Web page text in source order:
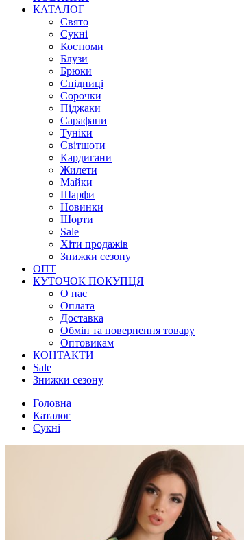
КАТАЛОГ
Свято
Сукні
Костюми
Блузи
Брюки
Спідниці
Сорочки
Піджаки
Сарафани
Туніки
Світшоти
Кардигани
Жилети
Майки
Шарфи
Новинки
Шорти
Sale
Хіти продажів
Знижки сезону
ОПТ
КУТОЧОК ПОКУПЦЯ
О нас
Оплата
Доставка
Обмін та повернення товару
Оптовикам
КОНТАКТИ
Sale
Знижки сезону
Головна
Каталог
Сукні